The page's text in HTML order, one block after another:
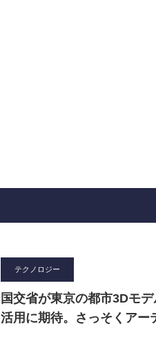
テクノロジー
国交省が東京の都市3Dモ
活用に期待。さっそくア